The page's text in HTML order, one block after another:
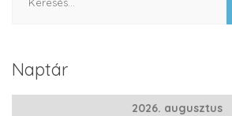
Naptár
2026. augusztus